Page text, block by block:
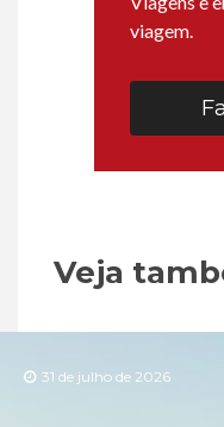
viagem.
Veja
31 de julho de 2026